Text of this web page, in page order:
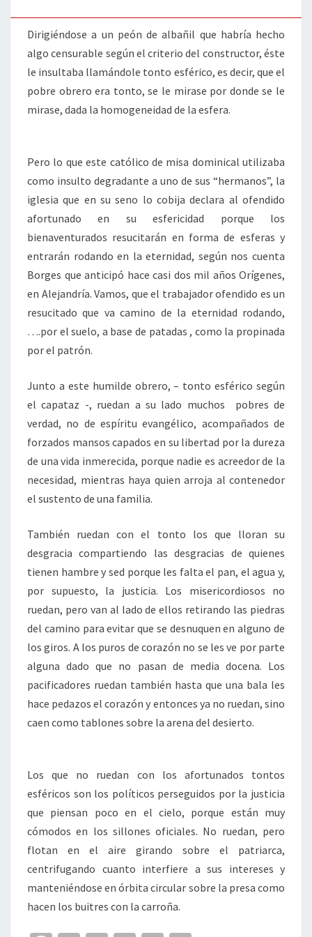
Dirigiéndose a un peón de albañil que habría hecho
algo censurable según el criterio del constructor, éste
le insultaba llamándole tonto esférico, es decir, que el
pobre obrero era tonto, se le mirase por donde se le
mirase, dada la homogeneidad de la esfera.
Pero lo que este católico de misa dominical utilizaba
como insulto degradante a uno de sus “hermanos”, la
iglesia que en su seno lo cobija declara al ofendido
afortunado en su esfericidad porque los
bienaventurados resucitarán en forma de esferas y
entrarán rodando en la eternidad, según nos cuenta
Borges que anticipó hace casi dos mil años Orígenes,
en Alejandría. Vamos, que el trabajador ofendido es un
resucitado que va camino de la eternidad rodando,
….por el suelo, a base de patadas , como la propinada
por el patrón.
Junto a este humilde obrero, – tonto esférico según
el capataz -, ruedan a su lado muchos pobres de
verdad, no de espíritu evangélico, acompañados de
forzados mansos capados en su libertad por la dureza
de una vida inmerecida, porque nadie es acreedor de la
necesidad, mientras haya quien arroja al contenedor
el sustento de una familia.
También ruedan con el tonto los que lloran su
desgracia compartiendo las desgracias de quienes
tienen hambre y sed porque les falta el pan, el agua y,
por supuesto, la justicia. Los misericordiosos no
ruedan, pero van al lado de ellos retirando las piedras
del camino para evitar que se desnuquen en alguno de
los giros. A los puros de corazón no se les ve por parte
alguna dado que no pasan de media docena. Los
pacificadores ruedan también hasta que una bala les
hace pedazos el corazón y entonces ya no ruedan, sino
caen como tablones sobre la arena del desierto.
Los que no ruedan con los afortunados tontos
esféricos son los políticos perseguidos por la justicia
que piensan poco en el cielo, porque están muy
cómodos en los sillones oficiales. No ruedan, pero
flotan en el aire girando sobre el patriarca,
centrifugando cuanto interfiere a sus intereses y
manteniéndose en órbita circular sobre la presa como
hacen los buitres con la carroña.